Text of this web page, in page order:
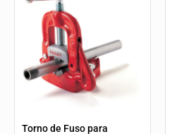
Torno de Fuso para